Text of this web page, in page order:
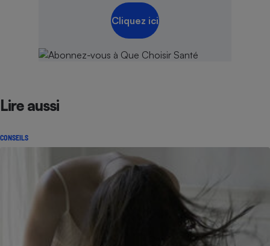
Cliquez ici
Lire aussi
CONSEILS